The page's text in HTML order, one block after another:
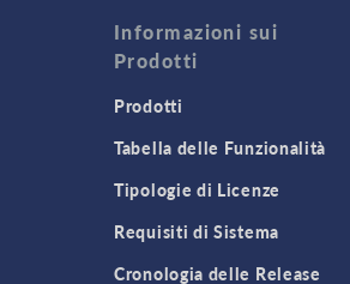
Informazioni sui
Prodotti
Prodotti
Tabella delle Funzionalità
Tipologie di Licenze
Requisiti di Sistema
Cronologia delle Release